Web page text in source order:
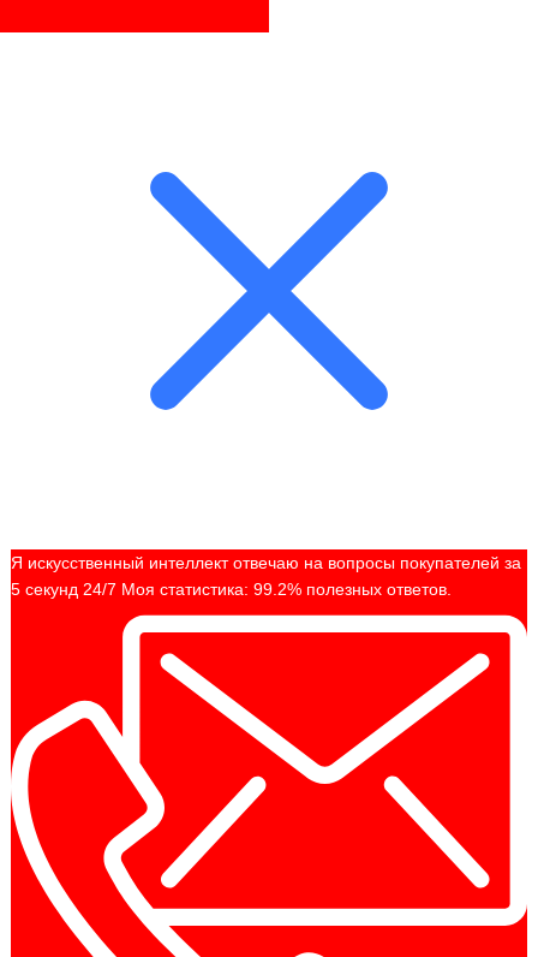
Я искусственный интеллект отвечаю на вопросы покупателей за
5 секунд 24/7 Моя статистика: 99.2% полезных ответов.